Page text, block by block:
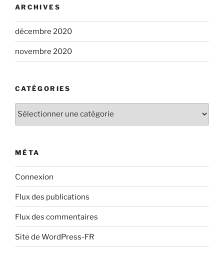
ARCHIVES
décembre 2020
novembre 2020
CATÉGORIES
Catégories
MÉTA
Connexion
Flux des publications
Flux des commentaires
Site de WordPress-FR